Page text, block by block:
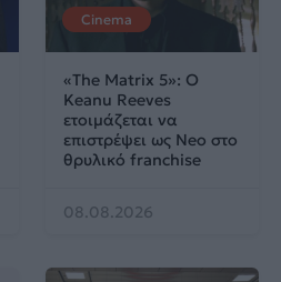
Cinema
«The Matrix 5»: Ο
Keanu Reeves
ετοιμάζεται να
επιστρέψει ως Neo στο
θρυλικό franchise
08.08.2026